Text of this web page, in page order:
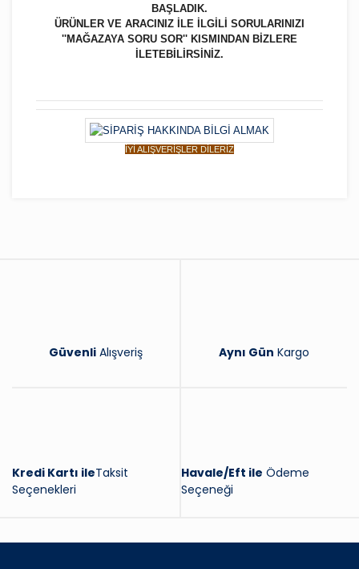
BAŞLADIK.
ÜRÜNLER VE ARACINIZ İLE İLGİLİ SORULARINIZI
''MAĞAZAYA SORU SOR'' KISMINDAN BİZLERE
İLETEBİLİRSİNİZ.
İYİ ALIŞVERİŞLER DİLERİZ
Güvenli Alışveriş Aynı Gün Kargo
Kredi Kartı ileTaksit
Seçenekleri
Havale/Eft ile Ödeme
Seçeneği